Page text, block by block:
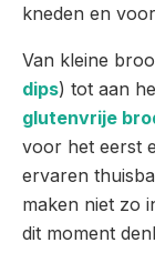
kneden en
Van kleine
dips) tot aan
glutenvrije
voor het eerst
ervaren
maken niet zo
dit moment